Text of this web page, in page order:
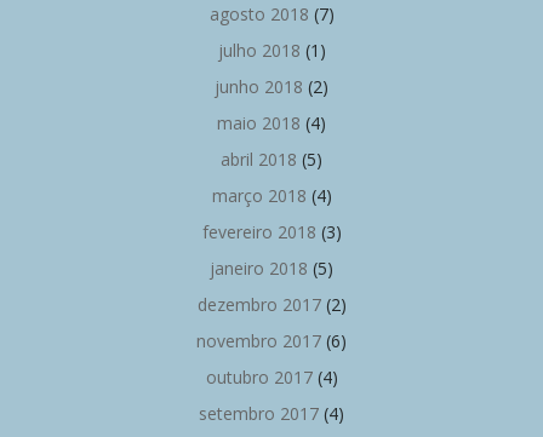
agosto 2018 (7)
julho 2018 (1)
junho 2018 (2)
maio 2018 (4)
abril 2018 (5)
março 2018 (4)
fevereiro 2018 (3)
janeiro 2018 (5)
dezembro 2017(2)
novembro 2017 (6)
outubro 2017(4)
setembro 2017 (4)